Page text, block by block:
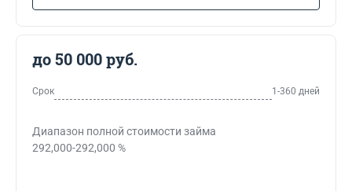
до 50 000 руб.
Срок 1-360 дней
Диапазон полной стоимости займа
292,000-292,000 %